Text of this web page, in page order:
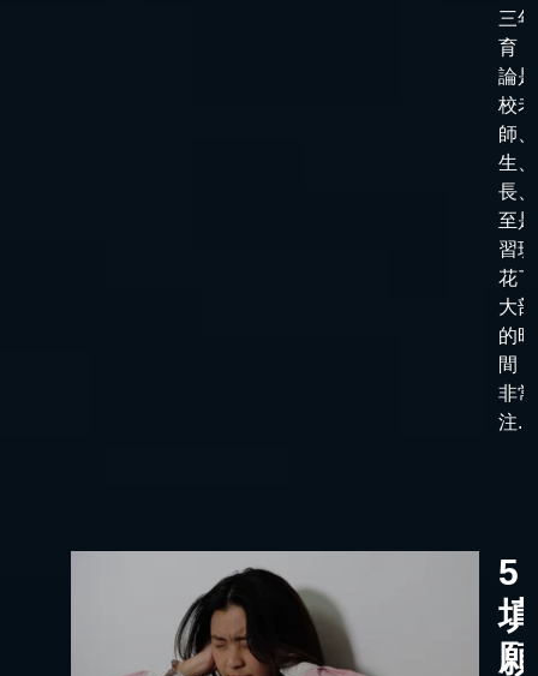
三
育
論
校老
師
生
長
至
習
花
大
的時
間
非
注...
5